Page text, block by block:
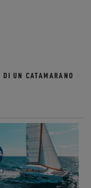
DI UN CATAMARANO